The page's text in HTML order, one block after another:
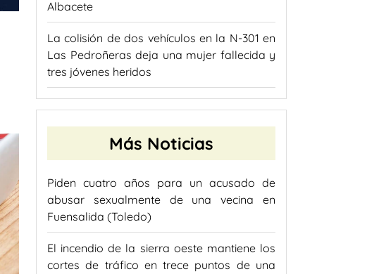
Albacete
La colisión de dos vehículos en la N-301 en
Las Pedroñeras deja una mujer fallecida y
tres jóvenes heridos
Más Noticias
Piden cuatro años para un acusado de
abusar sexualmente de una vecina en
Fuensalida (Toledo)
El incendio de la sierra oeste mantiene los
cortes de tráfico en trece puntos de una